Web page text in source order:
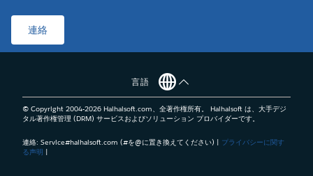
連絡
言語
© Copyright 2004-2026 Haihaisoft.com、全著作権所有。 Haihaisoft は、大手デジ
タル著作権管理 (DRM) サービスおよびソリューション プロバイダーです。
連絡: Service#haihaisoft.com (#を@に置き換えてください) | プライバシーに関す
る声明 |